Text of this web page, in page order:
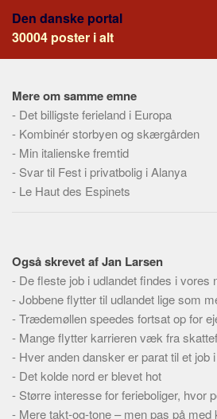
Pension og opsparing
Forbrug
Social sikring og sundhed
Alle
Aspekter
Køb og salg
Økonomi
Statistik
Praktisk
Alle
Meta
Dokumenttyper
Emner
Den danske portal
30004 poster i alt
Mere om samme emne
- Det billigste ferieland i Europa
- Kombinér storbyen og skærgården
- Min italienske fremtid
- Svar til Fest i privatbolig i Alanya
- Le Haut des Espinets
Også skrevet af Jan Larsen
- De fleste job i udlandet findes i vores
-Jobbene flytter til udlandet lige som
-Trædemøllen speedes fortsat op for
- Mange flytter karrieren væk fra
- Hver anden dansker er parat til et job
- Det kolde nord er blevet hot
- Større interesse for ferieboliger, hvor
- Mere takt-og-tone – men pas på